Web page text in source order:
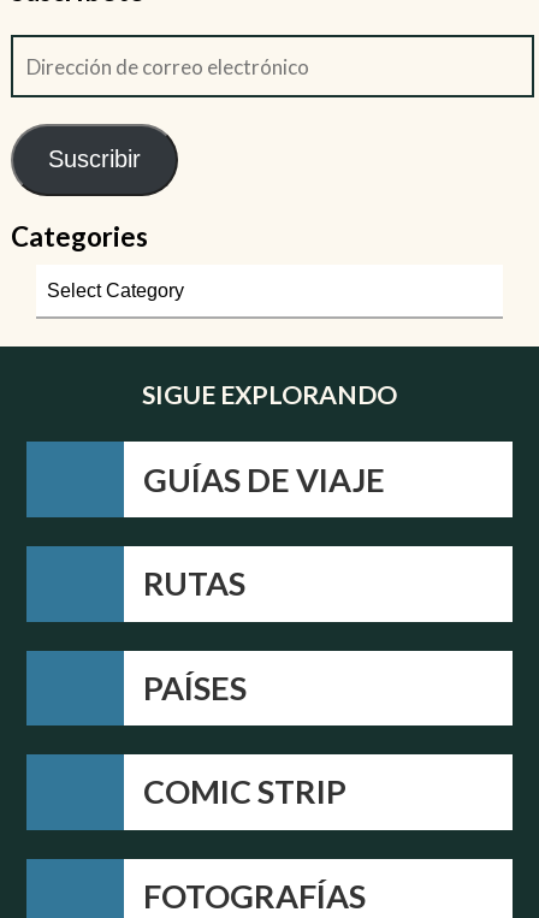
Suscribir
Categories
SIGUE EXPLORANDO
GUÍAS DE VIAJE
RUTAS
PAÍSES
COMIC STRIP
FOTOGRAFÍAS